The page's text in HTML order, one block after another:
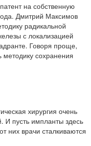
на собственную
Дмитрий Максимов
радикальной
с локализацией
Говоря проще,
сохранения
хирургия очень
И пусть импланты здесь
них врачи сталкиваются